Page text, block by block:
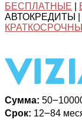
БЕСПЛАТНЫЕ
АВТОКРЕДИТЫ
Сумма:
Срок: 12౼84